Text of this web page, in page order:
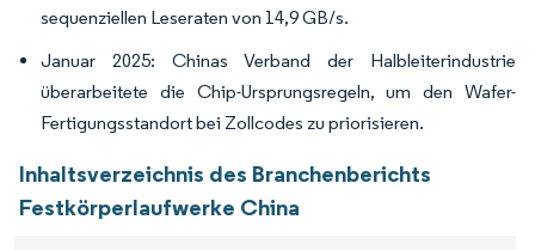
sequenziellen Leseraten von 14,9 GB/s.
Januar 2025: Chinas Verband der Halbleiterindustrie
überarbeitete die Chip-Ursprungsregeln, um den Wafer-
Fertigungsstandort bei Zollcodes zu priorisieren.
Inhaltsverzeichnis des Branchenberichts
Festkörperlaufwerke China